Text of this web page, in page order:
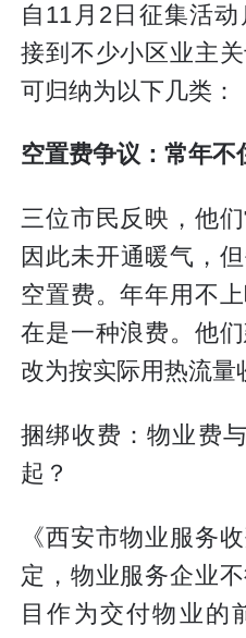
自11月2日征集活
接到不少小区业主
可归纳为以下几类：
空置费争议：常年不
三位市民反映，他
因此未开通暖气，
空置费。年年用不
在是一种浪费。他
改为按实际用热流量
捆绑收费：物业费
起？
《西安市物业服务
定，物业服务企业
目作为交付物业的